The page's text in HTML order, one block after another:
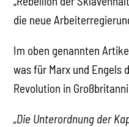
die neue
Im oben genannten
was für Marx und Engels
Revolution in
„Die Unterordnung der